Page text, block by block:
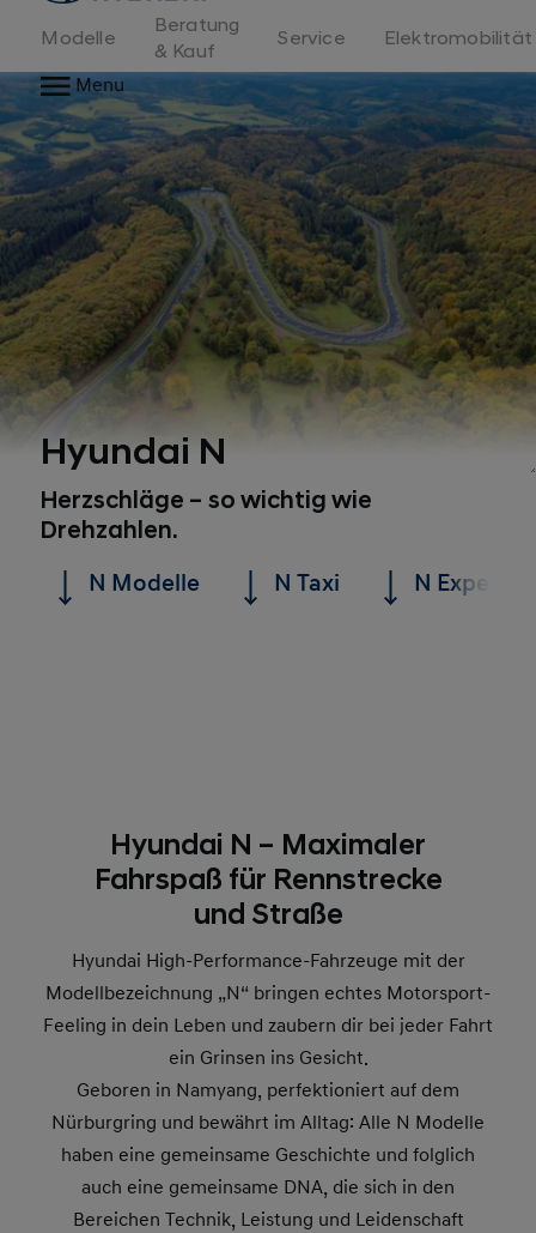
Modelle
Beratung
& Kauf
Service
Elektromobilität
Menu
Hyundai N
Herzschläge – so wichtig wie
Drehzahlen.
N Modelle
N Taxi N
Hyundai N – Maximaler
Fahrspaß für Rennstrecke
und Straße
Hyundai High-Performance-Fahrzeuge mit der
Modellbezeichnung „N“ bringen echtes Motorsport-
Feeling in dein Leben und zaubern dir bei jeder Fahrt
ein Grinsen ins Gesicht.
Geboren in Namyang, perfektioniert auf dem
Nürburgring und bewährt im Alltag: Alle N Modelle
haben eine gemeinsame Geschichte und folglich
auch eine gemeinsame DNA, die sich in den
Bereichen Technik, Leistung und Leidenschaft